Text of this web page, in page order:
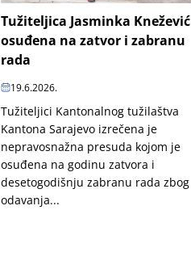
Tužiteljica Jasminka Knežević
osuđena na zatvor i zabranu
rada
19.6.2026.
Tužiteljici Kantonalnog tužilaštva
Kantona Sarajevo izrečena je
nepravosnažna presuda kojom je
osuđena na godinu zatvora i
desetogodišnju zabranu rada zbog
odavanja...